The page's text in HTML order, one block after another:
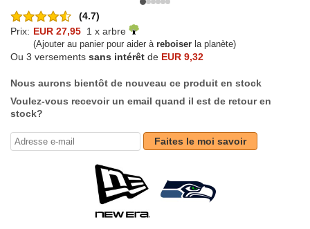
(4.7)
Prix: EUR 27,95 1 x arbre
(Ajouter au panier pour aider à reboiser la planète)
Ou 3 versements sans intérêt de EUR 9,32
Nous aurons bientôt de nouveau ce produit en stock
Voulez-vous recevoir un email quand il est de retour en
stock?
Faites le moi savoir